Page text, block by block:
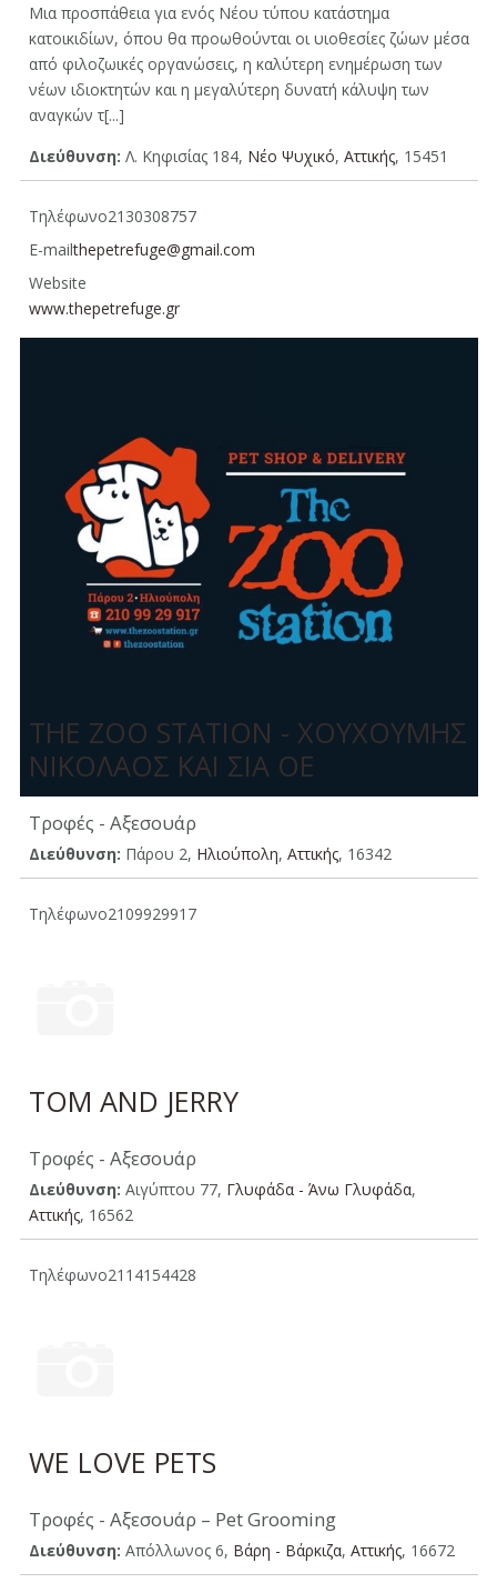
Μια προσπάθεια για ενός Νέου τύπου κατάστημα
κατοικιδίων, όπου θα προωθούνται οι υιοθεσίες ζώων μέσα
από φιλοζωικές οργανώσεις, η καλύτερη ενημέρωση των
νέων ιδιοκτητών και η μεγαλύτερη δυνατή κάλυψη των
αναγκών τ[...]
Διεύθυνση: Λ. Κηφισίας 184, Νέο Ψυχικό, Aττικής, 15451
Τηλέφωνο2130308757
E-mailthepetrefuge@gmail.com
Website
www.thepetrefuge.gr
THE ZOO STATION - ΧΟΥΧΟΥΜΗΣ
ΝΙΚΟΛΑΟΣ ΚΑΙ ΣΙΑ ΟΕ
Τροφές - Αξεσουάρ
Διεύθυνση: Πάρου 2, Ηλιούπολη, Aττικής, 16342
Τηλέφωνο2109929917
TOM AND JERRY
Τροφές - Αξεσουάρ
Διεύθυνση: Αιγύπτου 77, Γλυφάδα - Άνω Γλυφάδα,
Aττικής, 16562
Τηλέφωνο2114154428
WE LOVE PETS
Τροφές - Αξεσουάρ – Pet Grooming
Διεύθυνση: Απόλλωνος 6, Βάρη - Βάρκιζα, Aττικής, 16672